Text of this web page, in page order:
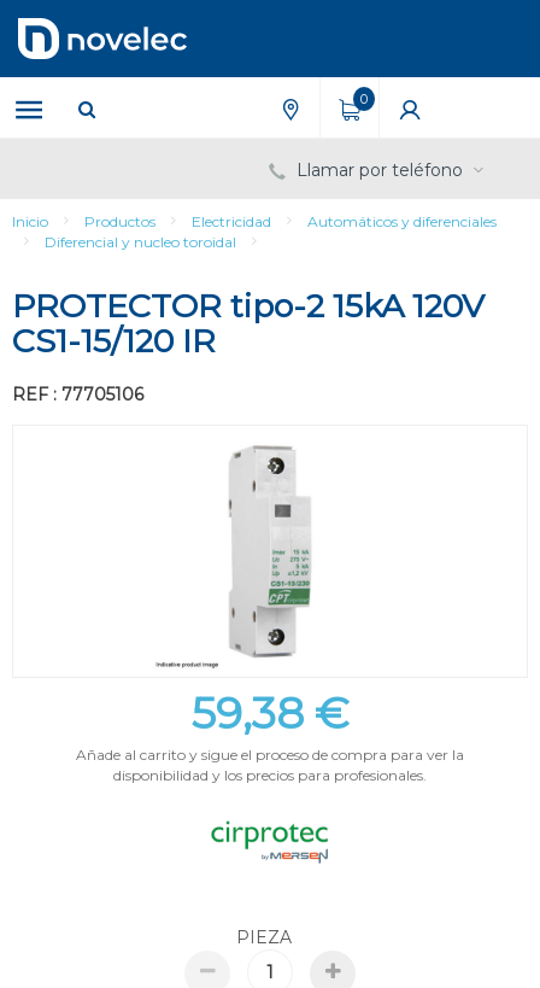
contenido
menú
de
navegación
0
Llamar por teléfono
Inicio Productos Electricidad
Automáticos y diferenciales
Diferencial y nucleo toroidal
PROTECTOR tipo-2 15kA 120V
CS1-15/120 IR
REF : 77705106
59,38 €
Añade al carrito y sigue el proceso de compra para ver la
disponibilidad y los precios para profesionales.
PIEZA